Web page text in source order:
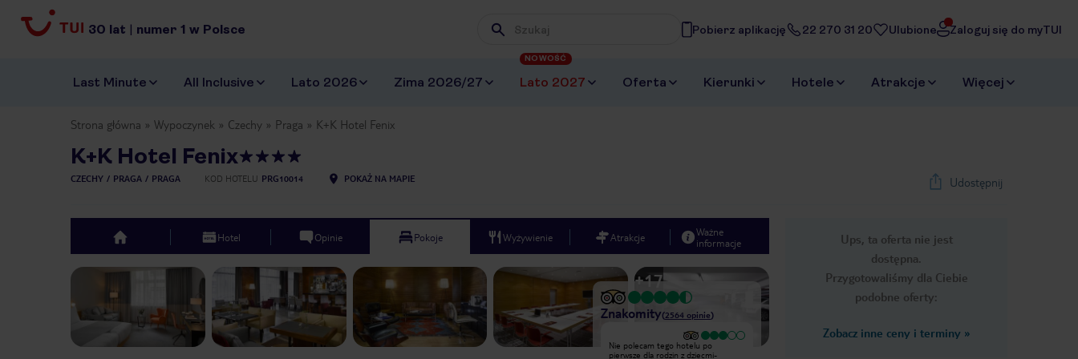
30 lat | numer 1 w Polsce Wpisz frazę, której szukasz
Pobierz aplikację 22 270 31 20 Ulubione Zaloguj się do myTUI
Last Minute All Inclusive Lato 2026 Zima 2026/27 Lato 2027
NOWOŚĆ
Oferta Kierunki Hotele Atrakcje Więcej
Strona główna Wypoczynek Czechy Praga K+K Hotel Fenix
K+K Hotel Fenix
CZECHY PRAGA PRAGA KOD HOTELU PRG10014 POKAŻ NA MAPIE Udostępnij
Ups, ta oferta nie jest
dostępna.
Przygotowaliśmy dla Ciebie
podobne oferty:
Zobacz inne ceny i terminy »
top Hotel Opinie Pokoje Wyżywienie Atrakcje
Ważne
informacje
Previous slide Next slide
1/23
+17
Znakomity(2564 opinie)
Wyjątkowy
Skorzystaliśmy z Grupona wybierając
Nie polecam tego hotelu po
pierwsze dla rodzin z dziecmi-
Bardzo dobry Wyjątkowy